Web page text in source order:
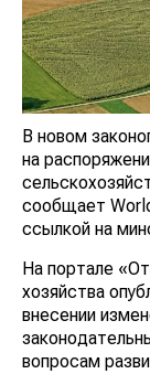
В новом
на
сообщает
ссылкой на
На портале
хозяйства
внесении
вопросам